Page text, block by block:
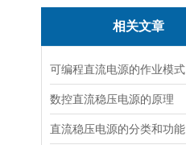
相关文章
可编程直流电源的作业模式
数控直流稳压电源的原理
直流稳压电源的分类和功能